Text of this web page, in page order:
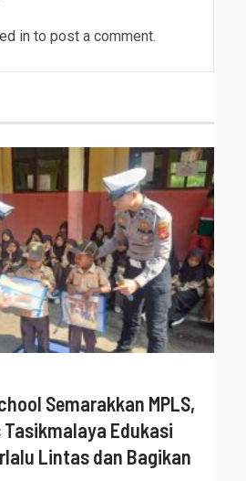
in to post a comment.
Semarakkan MPLS,
Edukasi
Lintas dan Bagikan